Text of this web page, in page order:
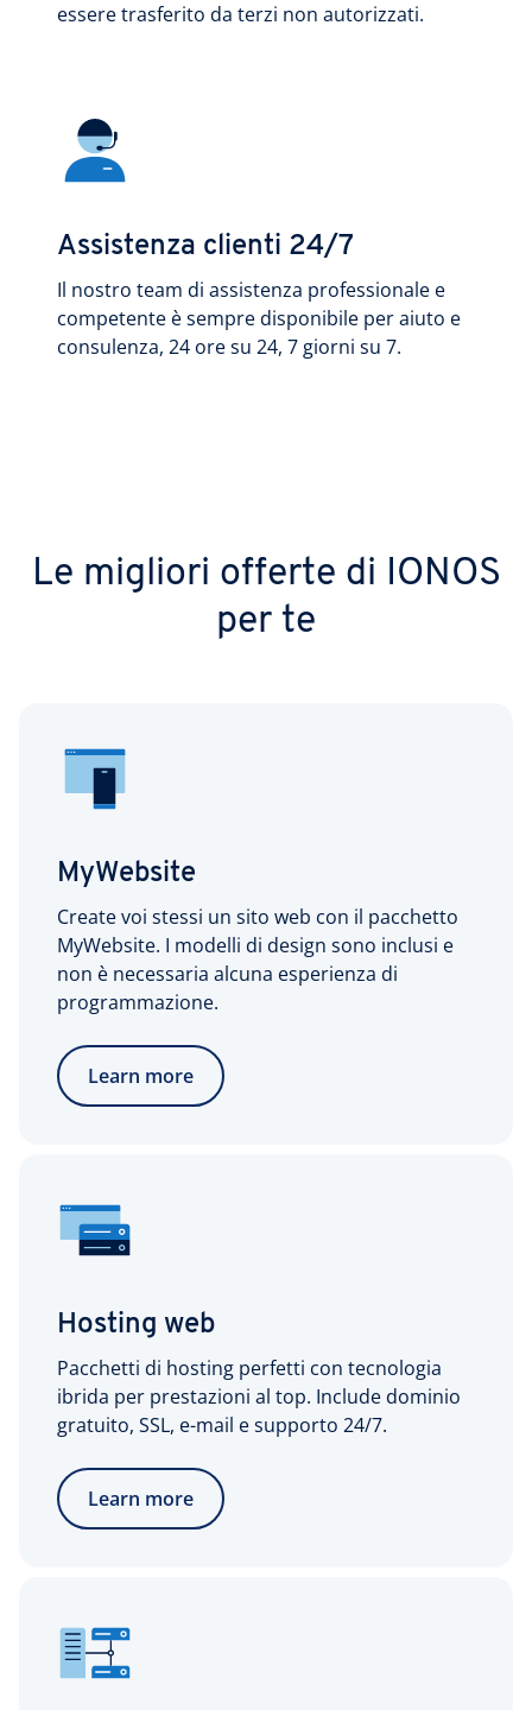
essere trasferito da terzi non autorizzati.
Assistenza clienti 24/7
Il nostro team di assistenza professionale e
competente è sempre disponibile per aiuto e
consulenza, 24 ore su 24, 7 giorni su 7.
Le migliori offerte di IONOS
per te
MyWebsite
Create voi stessi un sito web con il pacchetto
MyWebsite. I modelli di design sono inclusi e
non è necessaria alcuna esperienza di
programmazione.
Learn more
Hosting web
Pacchetti di hosting perfetti con tecnologia
ibrida per prestazioni al top. Include dominio
gratuito, SSL, e-mail e supporto 24/7.
Learn more